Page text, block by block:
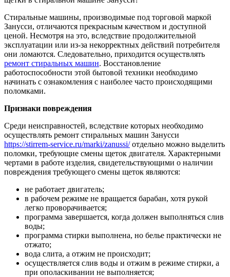
Стиральные машины, производимые под торговой маркой
Занусси, отличаются прекрасным качеством и доступной
ценой. Несмотря на это, вследствие продолжительной
эксплуатации или из-за некорректных действий потребителя
они ломаются. Следовательно, приходится осуществлять
ремонт стиральных машин. Восстановление
работоспособности этой бытовой техники необходимо
начинать с ознакомления с наиболее часто происходящими
поломками.
Признаки повреждения
Среди неисправностей, вследствие которых необходимо
осуществлять ремонт стиральных машин Занусси
https://stirrem-service.ru/marki/zanussi/отдельно можно выделить
поломки, требующие смены щеток двигателя. Характерными
чертами в работе изделия, свидетельствующими о наличии
повреждения требующего смены щеток являются:
не работает двигатель;
в рабочем режиме не вращается барабан, хотя рукой
легко проворачивается;
программа завершается, когда должен выполняться слив
воды;
программа стирки выполнена, но белье практически не
отжато;
вода слита, а отжим не происходит;
осуществляется слив воды и отжим в режиме стирки, а
при ополаскивании не выполняется;